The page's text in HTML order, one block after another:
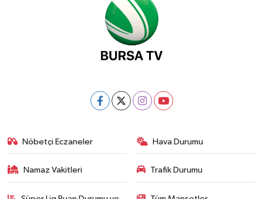
Nöbetçi Eczaneler Hava Durumu
Namaz Vakitleri Trafik Durumu